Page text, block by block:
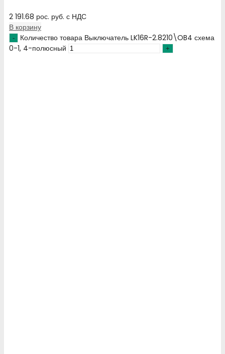
2 191.68 рос. руб. с НДС
В корзину
Количество товара Выключатель LK16R-2.8210\OB4 схема
0-1, 4-полюсный